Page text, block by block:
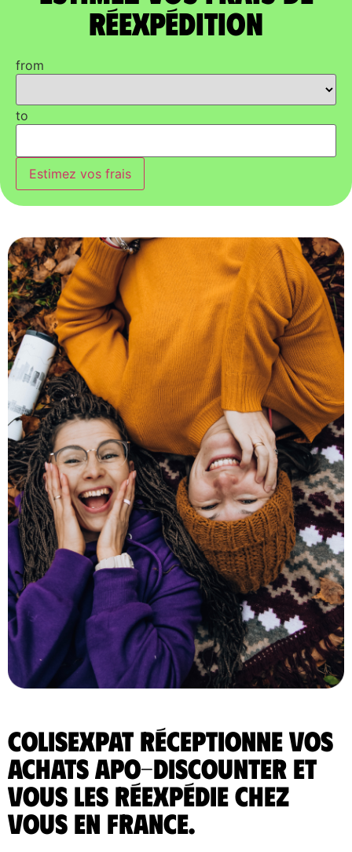
réexpédition
from
to
Estimez vos frais
ColisExpat réceptionne vos
achats Apo-Discounter et
vous les réexpédie chez
vous en France.